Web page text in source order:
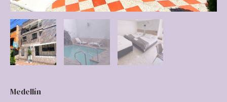
Medellín